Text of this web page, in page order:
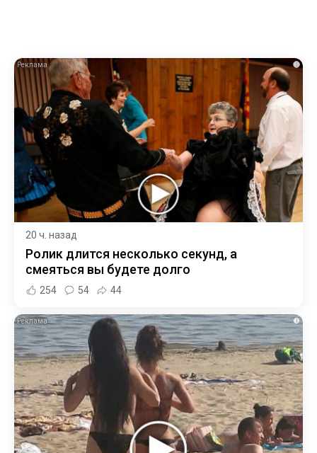
i
20 ч. назад
Ролик длится несколько секунд, а
смеяться вы будете долго
254 54 44
i